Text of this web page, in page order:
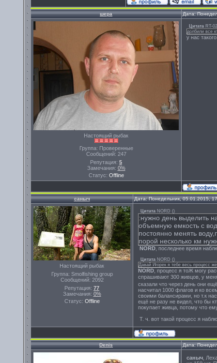
шера Дата:
Настоящий рыбак
Группа: Проверенные
Сообщений: 247
Репутация: 5
Замечания: 0%
Статус: Offline
Цитата RT-02
долбили все
у нас
саныч Дата: Понедельник, 05.01.2015,
Настоящий рыбак
Группа: Smolfishing group
Сообщений: 2092
Репутация: 77
Замечания: 0%
Статус: Offline
Цитата NORD ()
:нужно день выделить
объемную емкость с
постоянно менять
порой несколько км
NORD , последнее время
Цитата NORD ()
Давай Игорек я тебе весь процесс
NORD , процесс я тоЖ могу
спрашивают 300 живцов, у
сказали что через день они
насчитал 1000 флагов и ко
своими балансирами, но т.к
ещё не разу не видел, что бы
покупает живца, потому что
Т. ч. вот такой процесс я
Denis Дата:
саныч ,